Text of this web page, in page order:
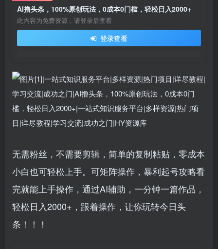
AI撸头条，100%原创玩法，0成本0门槛，轻松日入2000+
此内容为免费资源，请登录后查看
登录查看
无需粉丝，不需要剪辑，简单的复制粘贴，零成本
小白也可轻松上手。可矩阵操作，暴利起号攻略看
完就能上手操作，通过AI辅助，一分钟一篇作品，
轻松日入2000+，跟着操作，让你玩转今日头
条！！！